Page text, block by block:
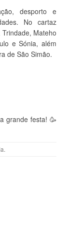
desporto e
No cartaz
Mateho
e Sónia, além
de São Simão.
grande festa! 🥳
.